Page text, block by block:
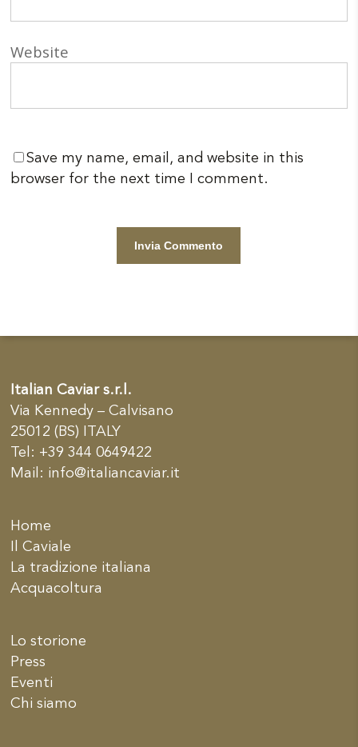
Website
Save my name, email, and website in this
browser for the next time I comment.
Italian Caviar s.r.l.
Via Kennedy – Calvisano
25012 (BS) ITALY
Tel: +39 344 0649422
Mail: info@italiancaviar.it
Home
Il Caviale
La tradizione italiana
Acquacoltura
Lo storione
Press
Eventi
Chi siamo